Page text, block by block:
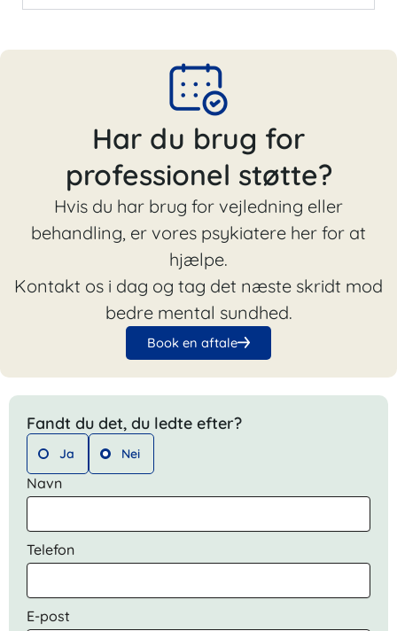
Har du brug for
professionel støtte?
Hvis du har brug for vejledning eller
behandling, er vores psykiatere her for at
hjælpe.
Kontakt os i dag og tag det næste skridt mod
bedre mental sundhed.
Book en aftale
Fandt du det, du ledte efter?
Ja Nei
Navn
Telefon
E-post